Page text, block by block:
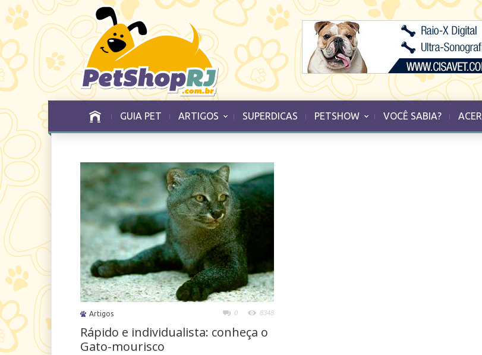
GUIA PET ARTIGOS SUPERDICAS PETSHOW VOCÊ SABIA?
Artigos 0 8348
Rápido e individualista: conheça o
Gato-mourisco